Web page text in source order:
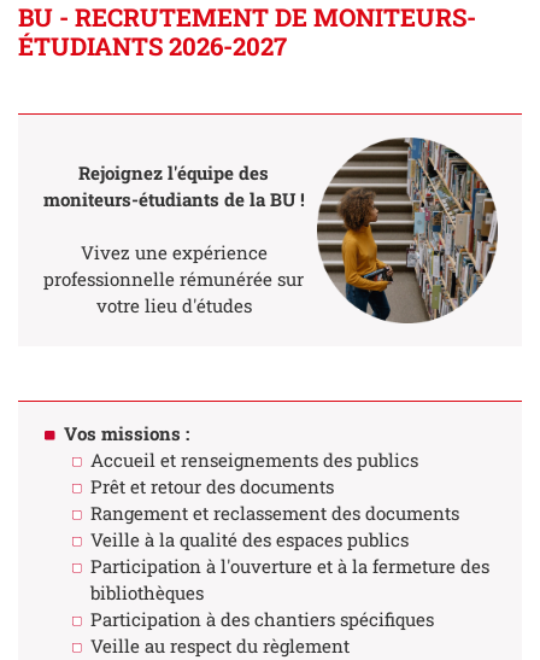
BU - RECRUTEMENT DE MONITEURS-
ÉTUDIANTS 2026-2027
Rejoignez l'équipe des
moniteurs-étudiants de la BU !
Vivez une expérience
professionnelle rémunérée sur
votre lieu d'études
Vos missions :
Accueil et renseignements des publics
Prêt et retour des documents
Rangement et reclassement des documents
Veille à la qualité des espaces publics
Participation à l'ouverture et à la fermeture des
bibliothèques
Participation à des chantiers spécifiques
Veille au respect du règlement